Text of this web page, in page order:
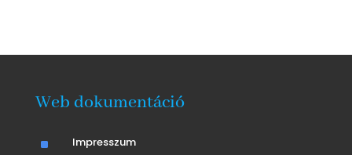
Web dokumentáció
^ Impresszum